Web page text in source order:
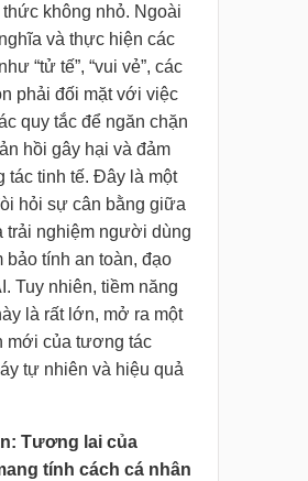
thức không nhỏ. Ngoài
và thực hiện các
“tử tế”, “vui vẻ”, các
phải đối mặt với việc
quy tắc để ngăn chặn
hồi gây hại và đảm
tác tinh tế. Đây là một
hỏi sự cân bằng giữa
trải nghiệm người dùng
bảo tính an toàn, đạo
Tuy nhiên, tiềm năng
là rất lớn, mở ra một
mới của tương tác
tự nhiên và hiệu quả
Tương lai của
tính cách cá nhân